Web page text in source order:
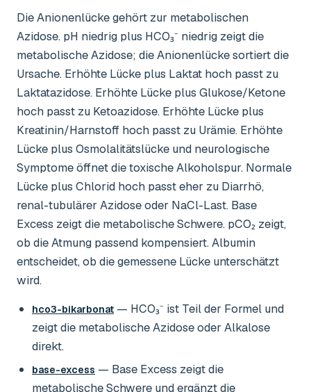
Die Anionenlücke gehört zur metabolischen
Azidose. pH niedrig plus HCO₃⁻ niedrig zeigt die
metabolische Azidose; die Anionenlücke sortiert die
Ursache. Erhöhte Lücke plus Laktat hoch passt zu
Laktatazidose. Erhöhte Lücke plus Glukose/Ketone
hoch passt zu Ketoazidose. Erhöhte Lücke plus
Kreatinin/Harnstoff hoch passt zu Urämie. Erhöhte
Lücke plus Osmolalitätslücke und neurologische
Symptome öffnet die toxische Alkoholspur. Normale
Lücke plus Chlorid hoch passt eher zu Diarrhö,
renal-tubulärer Azidose oder NaCl-Last. Base
Excess zeigt die metabolische Schwere. pCO₂ zeigt,
ob die Atmung passend kompensiert. Albumin
entscheidet, ob die gemessene Lücke unterschätzt
wird.
hco3-bikarbonat — HCO₃⁻ ist Teil der Formel und
zeigt die metabolische Azidose oder Alkalose
direkt.
base-excess — Base Excess zeigt die
metabolische Schwere und ergänzt die